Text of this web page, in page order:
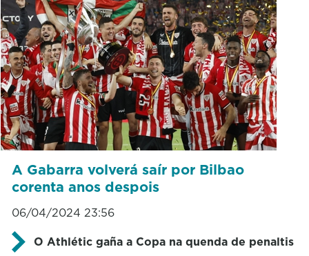
A Gabarra volverá saír por Bilbao
corenta anos despois
06/04/2024 23:56
O Athlétic gaña a Copa na quenda de penaltis